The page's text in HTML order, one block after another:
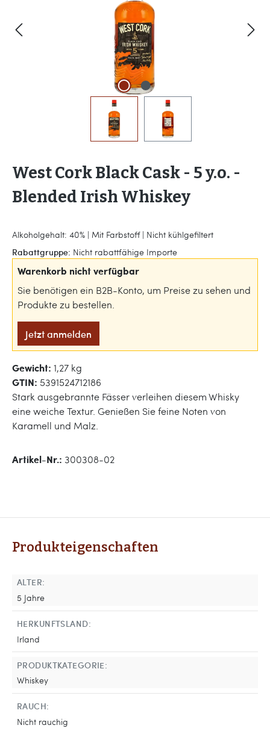
West Cork Black Cask - 5 y.o. -
Blended Irish Whiskey
Alkoholgehalt: 40% | Mit Farbstoff | Nicht kühlgefiltert
Rabattgruppe: Nicht rabattfähige Importe
Warenkorb nicht verfügbar
Sie benötigen ein B2B-Konto, um Preise zu sehen und
Produkte zu bestellen.
Jetzt anmelden
Gewicht: 1,27 kg
GTIN: 5391524712186
Stark ausgebrannte Fässer verleihen diesem Whisky
eine weiche Textur. Genießen Sie feine Noten von
Karamell und Malz.
Artikel-Nr.: 300308-02
Produkteigenschaften
ALTER:
5 Jahre
HERKUNFTSLAND:
Irland
PRODUKTKATEGORIE:
Whiskey
RAUCH:
Nicht rauchig